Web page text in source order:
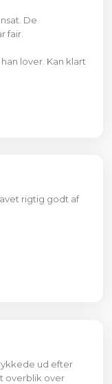
De
fair.
lover. Kan klart
rigtig godt af
ud efter
overblik over